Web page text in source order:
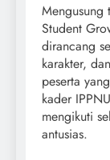
Mengusung
Student
dirancang
karakter,
peserta
kader
mengikuti
antusias.